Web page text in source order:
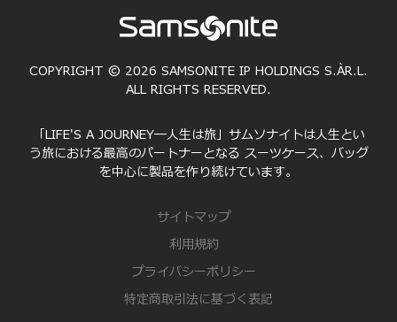
COPYRIGHT © 2026 SAMSONITE IP HOLDINGS S.ÀR.L.
ALL RIGHTS RESERVED.
「LIFE'S A JOURNEY―人生は旅」サムソナイトは人生とい
う旅における最高のパートナーとなる スーツケース、バッグ
を中心に製品を作り続けています。
サイトマップ
利用規約
プライバシーポリシー
特定商取引法に基づく表記